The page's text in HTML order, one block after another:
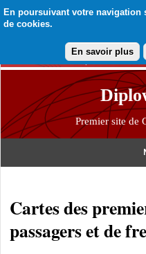
En poursuivant votre navigation
de cookies.
En savoir plus
Premier site de
Cartes des
passagers et de